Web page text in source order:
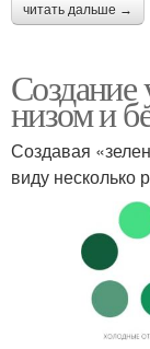
читать дальше →
низом и
Создавая
виду несколько